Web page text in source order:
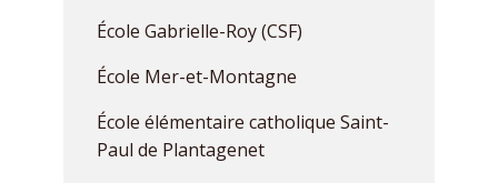
École Gabrielle-Roy (CSF)
École Mer-et-Montagne
École élémentaire catholique Saint-
Paul de Plantagenet